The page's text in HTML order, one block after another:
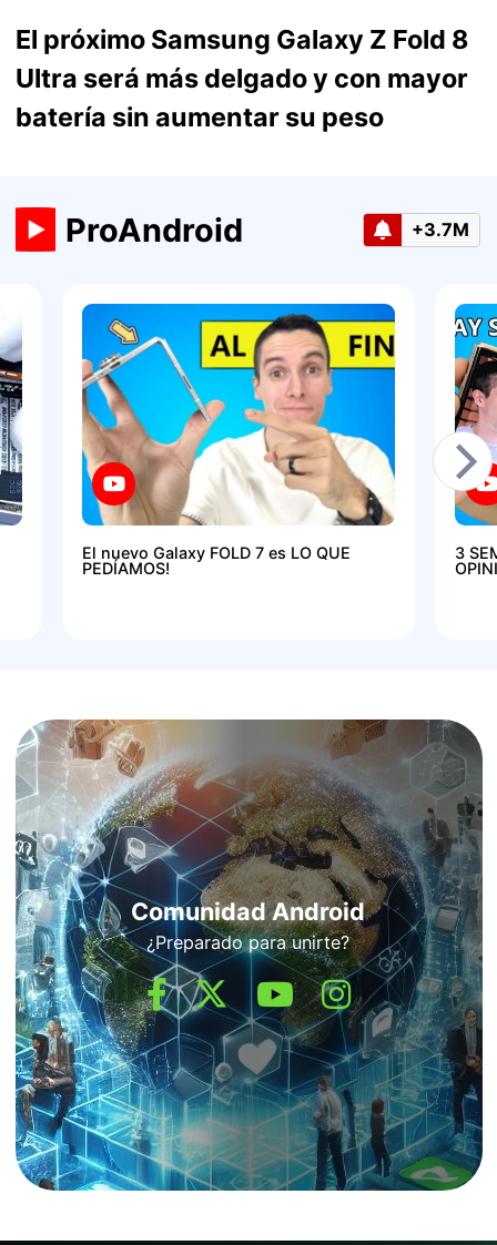
El próximo Samsung Galaxy Z Fold 8
Ultra será más delgado y con mayor
batería sin aumentar su peso
ProAndroid +3.7M
El nuevo Galaxy FOLD 7 es LO QUE
PEDÍAMOS!
3
Comunidad Android
¿Preparado para unirte?